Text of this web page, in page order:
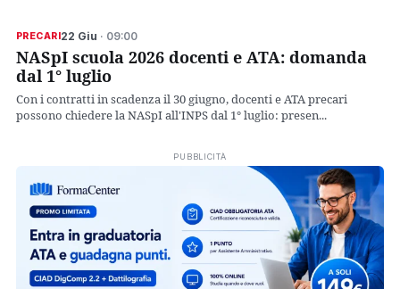
PRECARI22 Giu · 09:00
NASpI scuola 2026 docenti e ATA: domanda
dal 1° luglio
Con i contratti in scadenza il 30 giugno, docenti e ATA precari
possono chiedere la NASpI all'INPS dal 1° luglio: presen...
PUBBLICITÀ